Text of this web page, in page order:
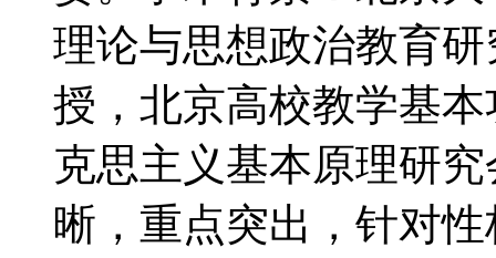
理论与思想政治教育
授，北京高校教学基
克思主义基本原理研
晰，重点突出，针对